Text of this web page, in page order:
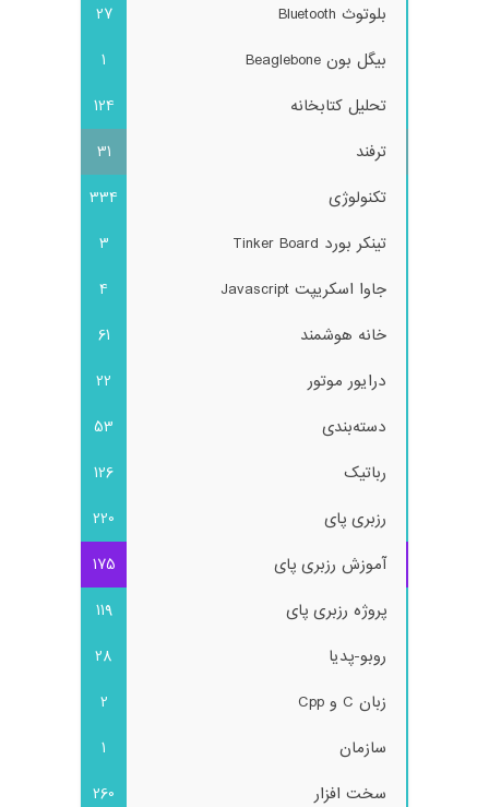
بلوتوث Bluetooth
27
بیگل بون Beaglebone
1
تحلیل کتابخانه
124
ترفند
31
تکنولوژی
334
تینکر بورد Tinker Board
3
جاوا اسکریپت Javascript
4
خانه هوشمند
61
درایور موتور
22
دسته‌بندی
53
رباتیک
126
رزبری پای
220
آموزش رزبری پای
175
پروژه رزبری پای
119
روبو-پدیا
28
زبان C و Cpp
2
سازمان
1
سخت افزار
260